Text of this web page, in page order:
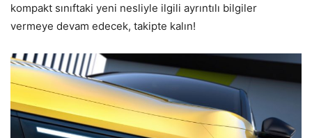
kompakt sınıftaki yeni nesliyle ilgili ayrıntılı bilgiler
vermeye devam edecek, takipte kalın!